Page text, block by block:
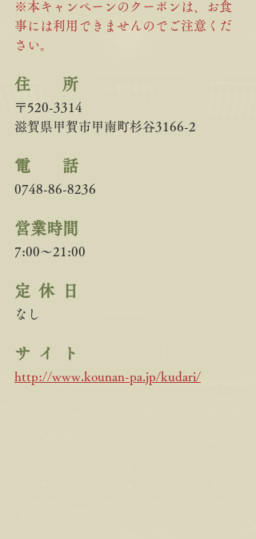
※本キャンペーンのクーポンは、お食
事には利用できませんのでご注意くだ
さい。
住　　所
〒520-3314
滋賀県甲賀市甲南町杉谷3166-2
電　　話
0748-86-8236
営業時間
7:00～21:00
定  休  日
なし
サ  イ  ト
http://www.kounan-pa.jp/kudari/